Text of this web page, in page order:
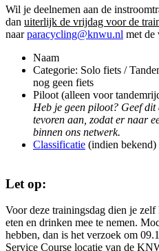
Wil je deelnemen aan de
dan uiterlijk de vrijdag voor de
naarparacycling@knwu.nl met de
Naam
Categorie: Solo fiets /
nog geen fiets
Piloot (alleen voor
Heb je geen piloot? Geef
tevoren aan, zodat er naar
binnen ons netwerk.
Classificatie (indien bekend)
Let op:
Voor deze trainingsdag dien je
eten en drinken mee te nemen.
hebben, dan is het verzoek om
Service Course locatie van de